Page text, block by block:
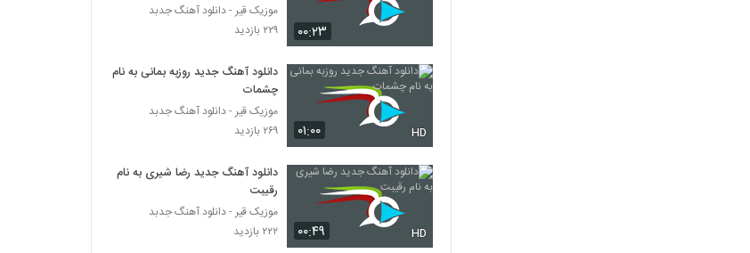
دانلود آهنگ جدید و زیبای کامران خرمی با نام ناز
گل
۲۶۴ بازدید
دانلود آهنگ جدید و زیبای حبیب حبیبی با نام
حیف
۳۳۳ بازدید
آهنگ از پیشم نرو از امین جانبدار(پاپ)
۲۷۳ بازدید
۰۰:۲۳
موزیک قیر - دانلود آهنگ جدبد
۲۲۹ بازدید
۰۱:۰۰ HD
دانلود آهنگ جدید روزبه بمانی به نام
چشمات
موزیک قیر - دانلود آهنگ جدبد
۲۶۹ بازدید
۰۰:۴۹ HD
دانلود آهنگ جدید رضا شیری به نام
رقیبت
موزیک قیر - دانلود آهنگ جدبد
۲۲۲ بازدید